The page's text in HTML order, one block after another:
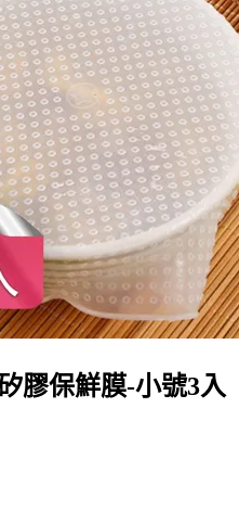
膠保鮮膜-小號3入